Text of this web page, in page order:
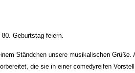
Geburtstag feiern.
Ständchen unsere musikalischen Grüße.
die sie in einer comedyreifen